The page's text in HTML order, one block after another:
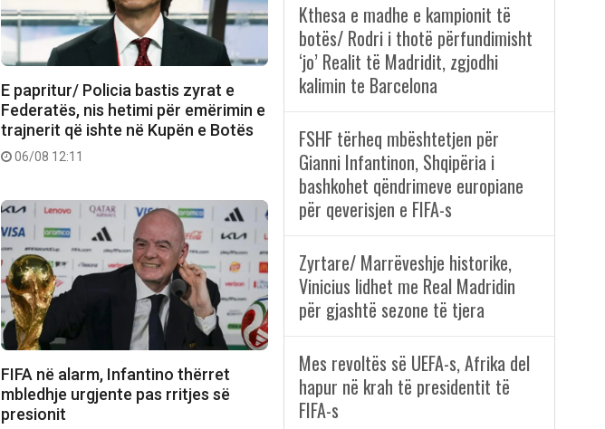
E papritur/ Policia bastis zyrat e
Federatës, nis hetimi për emërimin e
trajnerit që ishte në Kupën e Botës
06/08 12:11
FIFA në alarm, Infantino thërret
mbledhje urgjente pas rritjes së
presionit
Kthesa e madhe e kampionit të
botës/ Rodri i thotë përfundimisht
‘jo’ Realit të Madridit, zgjodhi
kalimin te Barcelona
FSHF tërheq mbështetjen për
Gianni Infantinon, Shqipëria i
bashkohet qëndrimeve europiane
për qeverisjen e FIFA-s
Zyrtare/ Marrëveshje historike,
Vinicius lidhet me Real Madridin
për gjashtë sezone të tjera
Mes revoltës së UEFA-s, Afrika del
hapur në krah të presidentit të
FIFA-s